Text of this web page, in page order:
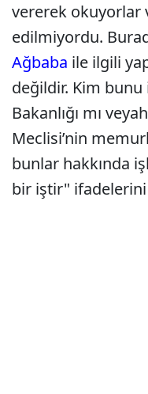
vererek okuyorlar
edilmiyordu.
Ağbaba ile ilgili
değildir. Kim
Bakanlığı mı
Meclisi’nin
bunlar hakkında
bir iştir" ifadelerini